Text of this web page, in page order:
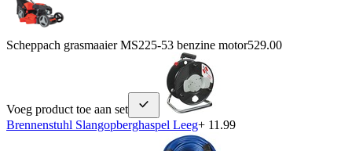
Scheppach grasmaaier MS225-53 benzine motor529.00
Voeg product toe aan set
Brennenstuhl Slangopberghaspel Leeg+ 11.99